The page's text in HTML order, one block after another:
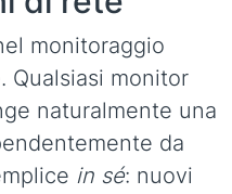
monitoraggio
Qualsiasi monitor
naturalmente una
da
in sé: nuovi